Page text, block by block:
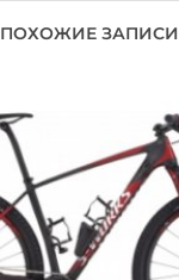
ПОХОЖИЕ ЗАПИСИ